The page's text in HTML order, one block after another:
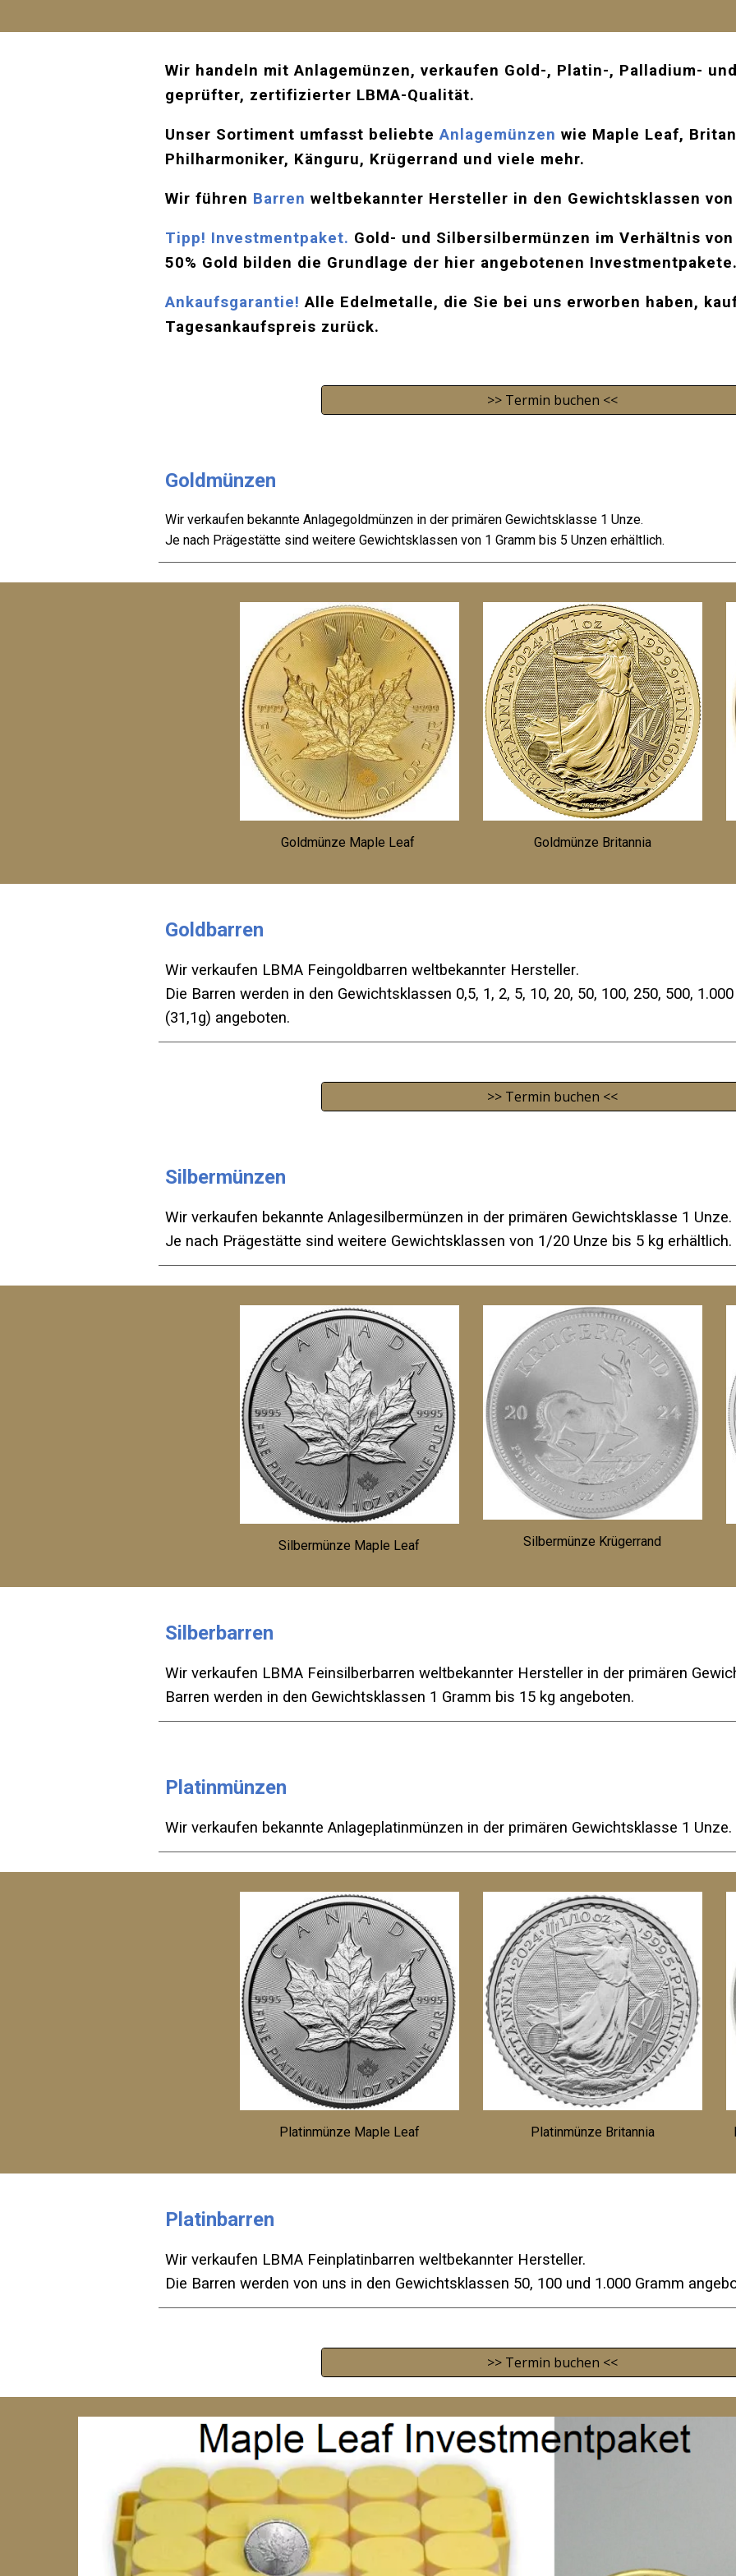
Wir handeln mit Anlagemünzen, verkaufen Gold-, Platin-, Palladium-
geprüfter, zertifizierter LBMA-Qualität.
Unser Sortiment umfasst beliebteAnlagemünzen wie Maple Leaf,
Philharmoniker, Känguru, Krügerrand und viele mehr.
Wir führen Barren weltbekannter Hersteller in den Gewichtsklassen
Tipp! Investmentpaket. Gold- und Silbersilbermünzen im Verhältnis
50% Gold bilden die Grundlage der hier angebotenen
Ankaufsgarantie! Alle Edelmetalle, die Sie bei uns erworben haben,
Tagesankaufspreis zurück.
>> Termin buchen <<
Goldmünzen
Wir verkaufen bekannte Anlagegoldmünzen in der primären Gewichtsklasse 1 Unze.
Je nach Prägestätte sind weitere Gewichtsklassen von 1 Gramm bis 5 Unzen erhältlich.
Goldmünze Maple Leaf Goldmünze Britannia
Goldbarren
Wir verkaufen LBMA Feingoldbarren weltbekannter Hersteller.
Die Barren werden in den Gewichtsklassen 0,5, 1, 2, 5, 10, 20, 50, 100, 250, 500,
(31,1g) angeboten.
>> Termin buchen <<
Silbermünzen
Wir verkaufen bekannte Anlagesilbermünzen in der primären Gewichtsklasse 1 Unze.
Je nach Prägestätte sind weitere Gewichtsklassen von 1/20 Unze bis 5 kg erhältlich.
Silbermünze Maple Leaf Silbermünze Krügerrand
Silberbarren
Wir verkaufen LBMA Feinsilberbarren weltbekannter Hersteller in der primären
Barren werden in den Gewichtsklassen 1 Gramm bis 15 kg angeboten.
Platinmünzen
Wir verkaufen bekannte Anlageplatinmünzen in der primären Gewichtsklasse 1 Unze.
Platinmünze Maple Leaf Platinmünze Britannia
Platinbarren
Wir verkaufen LBMA Feinplatinbarren weltbekannter Hersteller.
Die Barren werden von uns in den Gewichtsklassen 50, 100 und 1.000 Gramm
>> Termin buchen <<